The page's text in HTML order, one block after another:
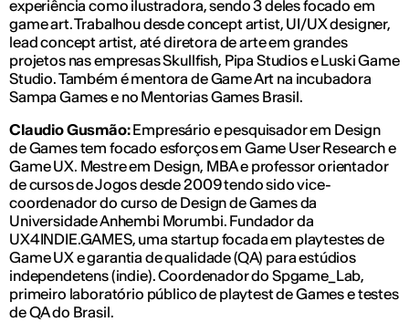
experiência como ilustradora, sendo 3 deles focado em
game art. Trabalhou desde concept artist, UI/UX designer,
lead concept artist, até diretora de arte em grandes
projetos nas empresas Skullfish, Pipa Studios e Luski Game
Studio. Também é mentora de Game Art na incubadora
Sampa Games e no Mentorias Games Brasil.
Claudio Gusmão:Empresário e pesquisador em Design
de Games tem focado esforços em Game User Research e
Game UX. Mestre em Design, MBA e professor orientador
de cursos de Jogos desde 2009 tendo sido vice-
coordenador do curso de Design de Games da
Universidade Anhembi Morumbi. Fundador da
UX4INDIE.GAMES, uma startup focada em playtestes de
Game UX e garantia de qualidade (QA) para estúdios
independetens (indie). Coordenador do Spgame_Lab,
primeiro laboratório público de playtest de Games e testes
de QA do Brasil.